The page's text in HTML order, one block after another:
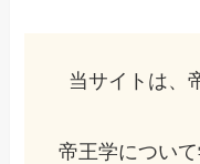
当サイトは、
帝王学について